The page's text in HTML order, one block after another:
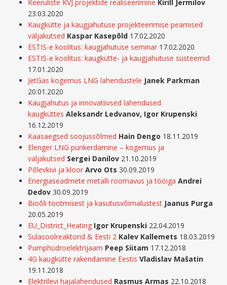
Keeruliste KVJ projektide realiseerimine Kirill Jermilov
23.03.2020
Kaugkütte ja kaugjahutuse projekteerimise peamised
väljakutsed Kaspar Kasepõld 17.02.2020
ESTIS-e koolitus: kaugjahutuse seminar 17.02.2020
ESTIS-e koolitus: kaugkütte- ja kaugjahutuse süsteemid
17.01.2020
JetGas kogemus LNG lahendustele Janek Parkman
20.01.2020
Kaugjahutus ja innovatiivsed lahendused
kaugküttes Aleksandr Ledvanov, Igor Krupenski
16.12.2019
Kaasaegsed soojussõlmed Hain Dengo 18.11.2019
Elenger LNG punkerdamine – kogemus ja
väljakutsed Sergei Danilov 21.10.2019
Põlevkivi ja kloor Arvo Ots 30.09.2019
Energiaseadmete metalli roomavus ja tööiga Andrei
Dedov 30.09.2019
Bioõli tootmisest ja kasutusvõimalustest Jaanus Purga
20.05.2019
EU_District_Heating Igor Krupenski 22.04.2019
Sulasoolreaktorid & Eesti 2 Kalev Kallemets 18.03.2019
Pumphüdroelektrijaam Peep Siitam 17.12.2018
4G kaugkütte rakendamine Eestis Vladislav Mašatin
19.11.2018
Elektrilevi hajalahendused Rasmus Armas 22.10.2018